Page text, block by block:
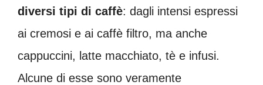
diversi tipi di caffè: dagli intensi espressi
ai cremosi e ai caffè filtro, ma anche
cappuccini, latte macchiato, tè e infusi.
Alcune di esse sono veramente